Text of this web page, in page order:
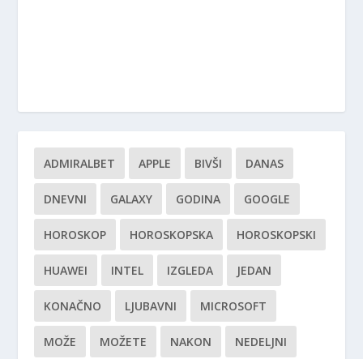
ADMIRALBET APPLE BIVŠI DANAS
DNEVNI GALAXY GODINA GOOGLE
HOROSKOP HOROSKOPSKA HOROSKOPSKI
HUAWEI INTEL IZGLEDA JEDAN
KONAČNO LJUBAVNI MICROSOFT
MOŽE MOŽETE NAKON NEDELJNI